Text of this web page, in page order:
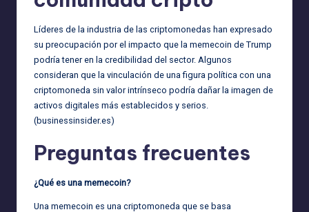
Líderes de la industria de las criptomonedas han expresado
su preocupación por el impacto que la memecoin de Trump
podría tener en la credibilidad del sector. Algunos
consideran que la vinculación de una figura política con una
criptomoneda sin valor intrínseco podría dañar la imagen de
activos digitales más establecidos y serios.
(businessinsider.es)
Preguntas frecuentes
¿Qué es una memecoin?
Una memecoin es una criptomoneda que se basa